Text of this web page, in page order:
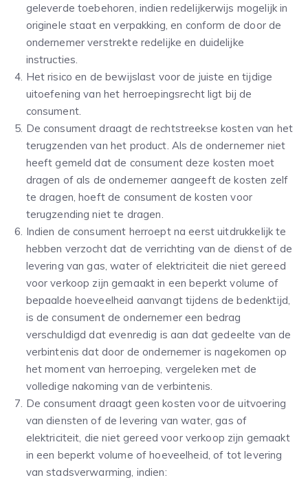
geleverde toebehoren, indien redelijkerwijs mogelijk in
originele staat en verpakking, en conform de door de
ondernemer verstrekte redelijke en duidelijke
instructies.
Het risico en de bewijslast voor de juiste en tijdige
uitoefening van het herroepingsrecht ligt bij de
consument.
De consument draagt de rechtstreekse kosten van het
terugzenden van het product. Als de ondernemer niet
heeft gemeld dat de consument deze kosten moet
dragen of als de ondernemer aangeeft de kosten zelf
te dragen, hoeft de consument de kosten voor
terugzending niet te dragen.
Indien de consument herroept na eerst uitdrukkelijk te
hebben verzocht dat de verrichting van de dienst of de
levering van gas, water of elektriciteit die niet gereed
voor verkoop zijn gemaakt in een beperkt volume of
bepaalde hoeveelheid aanvangt tijdens de bedenktijd,
is de consument de ondernemer een bedrag
verschuldigd dat evenredig is aan dat gedeelte van de
verbintenis dat door de ondernemer is nagekomen op
het moment van herroeping, vergeleken met de
volledige nakoming van de verbintenis.
De consument draagt geen kosten voor de uitvoering
van diensten of de levering van water, gas of
elektriciteit, die niet gereed voor verkoop zijn gemaakt
in een beperkt volume of hoeveelheid, of tot levering
van stadsverwarming, indien: